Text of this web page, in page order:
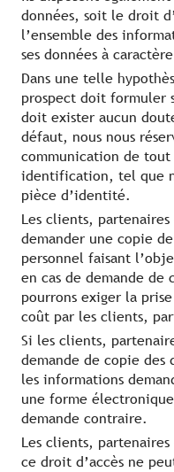
données, soit le droit
l’ensemble des
ses données à
Dans une telle
prospect doit formuler
doit exister aucun
défaut, nous nous
communication de
identification, tel que
pièce d’identité.
Les clients,
demander une copie
personnel faisant
en cas de demande de
pourrons exiger la
coût par les clients,
Si les clients,
demande de copie des
les informations
une forme
demande contraire.
Les clients,
ce droit d’accès ne